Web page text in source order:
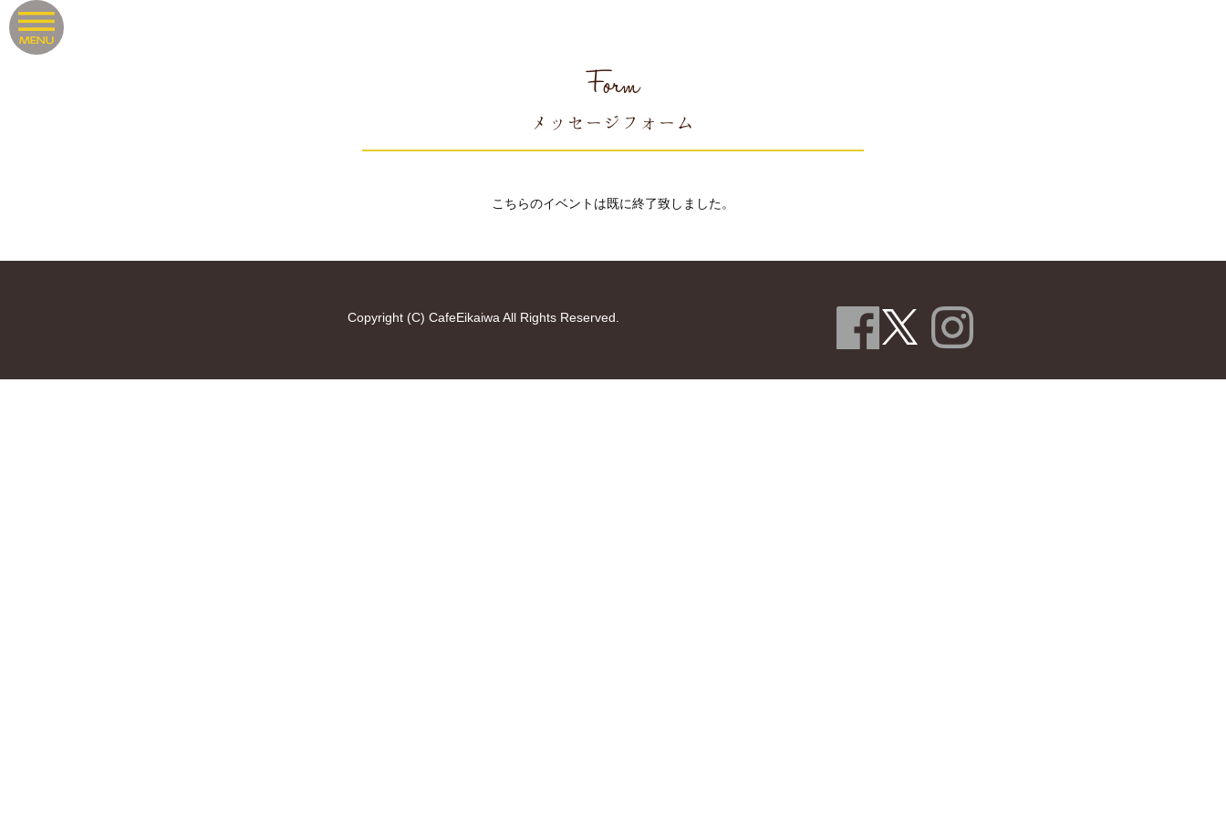
Form
メッセージフォーム
こちらのイベントは既に終了致しました。
Copyright (C) CafeEikaiwa All Rights Reserved.